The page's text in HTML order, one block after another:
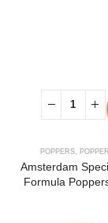
POPPERS,
Amsterdam
Formula